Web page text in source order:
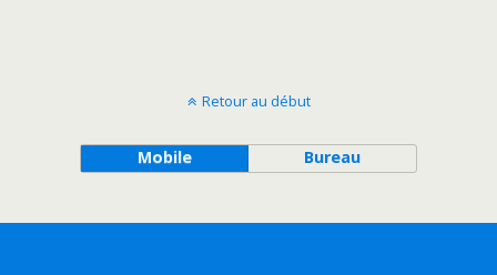
Retour au début
Mobile Bureau